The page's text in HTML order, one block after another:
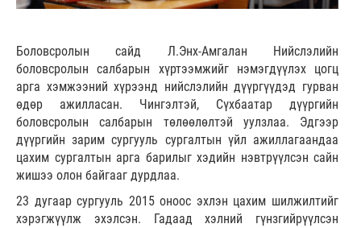
Боловсролын сайд Л.Энх-Амгалан Нийслэлийн
боловсролын салбарын хүртээмжийг нэмэгдүүлэх цогц
арга хэмжээний хүрээнд нийслэлийн дүүргүүдэд гурван
өдөр ажилласан. Чингэлтэй, Сүхбаатар дүүргийн
боловсролын салбарын төлөөлөлтэй уулзлаа. Эдгээр
дүүргийн зарим сургууль сургалтын үйл ажиллагаандаа
цахим сургалтын арга барилыг хэдийн нэвтрүүлсэн сайн
жишээ олон байгааг дурдлаа.
23 дугаар сургууль 2015 оноос эхлэн цахим шилжилтийг
хэрэгжүүлж эхэлсэн. Гадаад хэлний гүнзгийрүүлсэн